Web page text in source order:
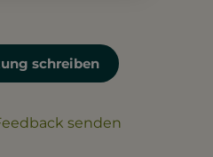
schreiben
senden